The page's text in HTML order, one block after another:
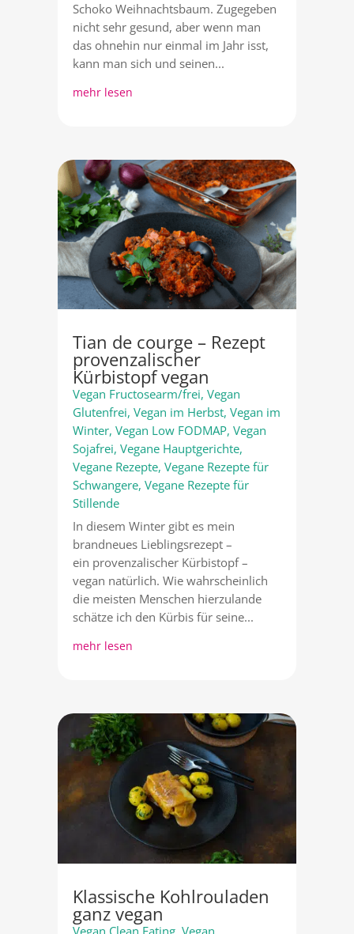
Schoko Weihnachtsbaum. Zugegeben
nicht sehr gesund, aber wenn man
das ohnehin nur einmal im Jahr isst,
kann man sich und seinen...
mehr lesen
Tian de courge – Rezept
provenzalischer
Kürbistopf vegan
Vegan Fructosearm/frei, Vegan
Glutenfrei, Vegan im Herbst, Vegan im
Winter, Vegan Low FODMAP, Vegan
Sojafrei, Vegane Hauptgerichte,
Vegane Rezepte, Vegane Rezepte für
Schwangere, Vegane Rezepte für
Stillende
In diesem Winter gibt es mein
brandneues Lieblingsrezept –
ein provenzalischer Kürbistopf –
vegan natürlich. Wie wahrscheinlich
die meisten Menschen hierzulande
schätze ich den Kürbis für seine...
mehr lesen
Klassische Kohlrouladen
ganz vegan
Vegan Clean Eating, Vegan